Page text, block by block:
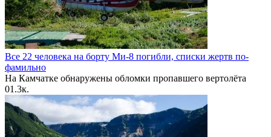
Все 22 человека на борту Ми-8 погибли, списки жертв по-
фамильно
На Камчатке обнаружены обломки пропавшего вертолёта
01.3к.